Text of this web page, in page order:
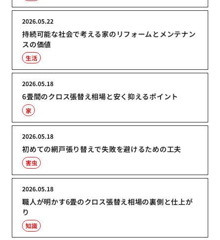
持続可能な社会で考える家のリフォームとメンテナン
スの価値
2026.05.22
生活
6畳間のクロス張替え相場と安く抑えるポイント
2026.05.18
家
初めての網戸張り替えで失敗を避けるための工夫
2026.05.18
害虫
職人が明かす6畳のクロス張替え相場の裏側と仕上が
り
2026.05.18
知識